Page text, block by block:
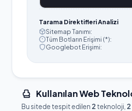
Tarama Direktifleri Analizi
Sitemap Tanımı:
Tüm Botların Erişimi (*):
Googlebot Erişimi:
Kullanılan Web
Bu sitede tespit edilen 2 teknoloji, 2